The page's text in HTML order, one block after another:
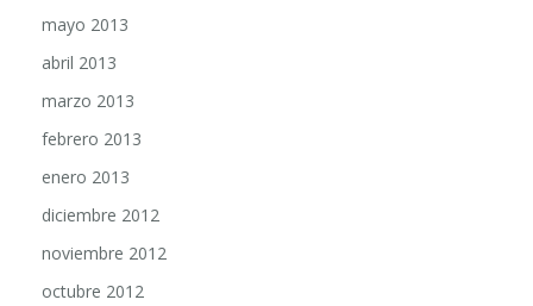
mayo 2013
abril 2013
marzo 2013
febrero 2013
enero 2013
diciembre 2012
noviembre 2012
octubre 2012